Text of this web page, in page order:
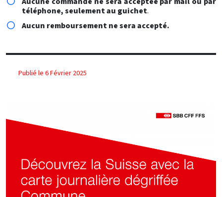
téléphone, seulement au guichet.
Aucun remboursement ne sera accepté.
Publié le 6 Février 2025